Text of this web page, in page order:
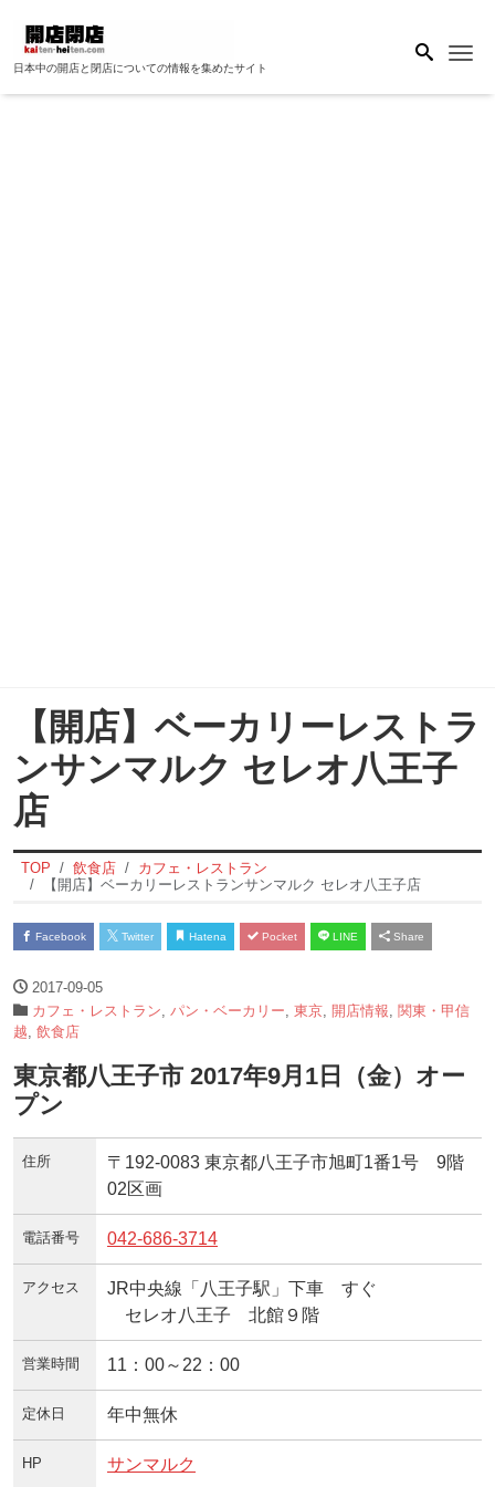
日本中の開店と閉店についての情報を集めたサイト
【開店】ベーカリーレストラ
ンサンマルク セレオ八王子
店
TOP 飲食店
カフェ・レストラン
【開店】ベーカリーレストランサンマルク セレオ八王子店
Facebook Twitter Hatena Pocket LINE Share
2017-09-05
カフェ・レストラン
パン・ベーカリー 東京 開店情報 関東・甲信
越 飲食店
東京都八王子市 2017年9月1日（金）オー
プン
住所
〒192-0083 東京都八王子市旭町1番1号 9階
02区画
電話番号 042-686-3714
アクセス
JR中央線「八王子駅」下車 すぐ
セレオ八王子 北館９階
営業時間 11：00～22：00
定休日 年中無休
HP サンマルク